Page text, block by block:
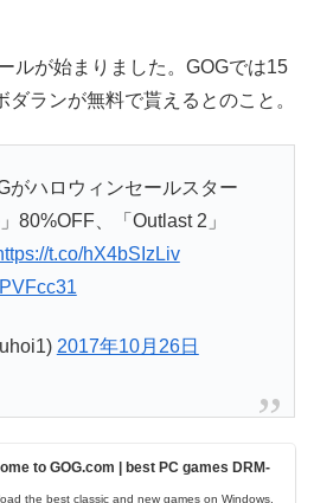
ルが始まりました。GOGでは15
ダランが無料で貰えるとのこと。
がハロウィンセールスター
80%OFF、「Outlast 2」
t.co/hX4bSIzLiv
2017年10月26日
to GOG.com | best PC games DRM-
the best classic and new games on Windows,